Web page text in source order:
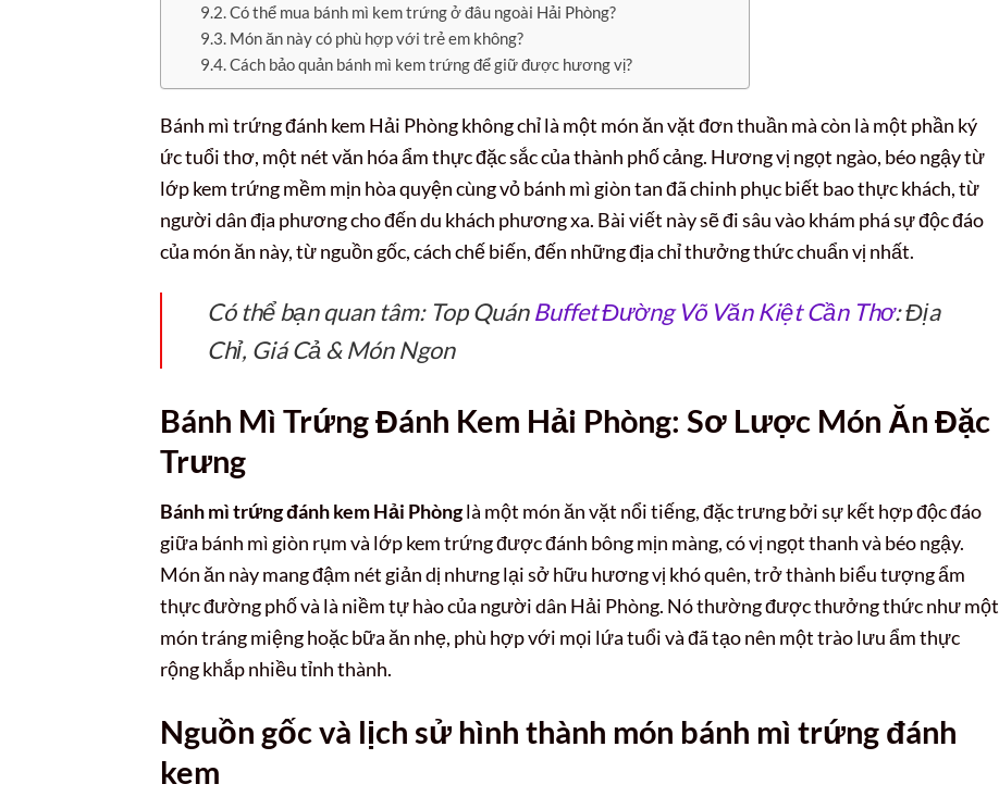
Có thể mua bánh mì kem trứng ở đâu ngoài Hải Phòng?
Món ăn này có phù hợp với trẻ em không?
Cách bảo quản bánh mì kem trứng để giữ được hương vị?
Bánh mì trứng đánh kem Hải Phòng không chỉ là một món ăn vặt đơn thuần mà còn là một phần ký
ức tuổi thơ, một nét văn hóa ẩm thực đặc sắc của thành phố cảng. Hương vị ngọt ngào, béo ngậy từ
lớp kem trứng mềm mịn hòa quyện cùng vỏ bánh mì giòn tan đã chinh phục biết bao thực khách, từ
người dân địa phương cho đến du khách phương xa. Bài viết này sẽ đi sâu vào khám phá sự độc đáo
của món ăn này, từ nguồn gốc, cách chế biến, đến những địa chỉ thưởng thức chuẩn vị nhất.
Có thể bạn quan tâm: Top QuánBuffet Đường Võ Văn Kiệt Cần Thơ: Địa
Chỉ, Giá Cả & Món Ngon
Bánh Mì Trứng Đánh Kem Hải Phòng: Sơ Lược Món Ăn Đặc
Trưng
Bánh mì trứng đánh kem Hải Phònglà một món ăn vặt nổi tiếng, đặc trưng bởi sự kết hợp độc đáo
giữa bánh mì giòn rụm và lớp kem trứng được đánh bông mịn màng, có vị ngọt thanh và béo ngậy.
Món ăn này mang đậm nét giản dị nhưng lại sở hữu hương vị khó quên, trở thành biểu tượng ẩm
thực đường phố và là niềm tự hào của người dân Hải Phòng. Nó thường được thưởng thức như một
món tráng miệng hoặc bữa ăn nhẹ, phù hợp với mọi lứa tuổi và đã tạo nên một trào lưu ẩm thực
rộng khắp nhiều tỉnh thành.
Nguồn gốc và lịch sử hình thành món bánh mì trứng đánh
kem